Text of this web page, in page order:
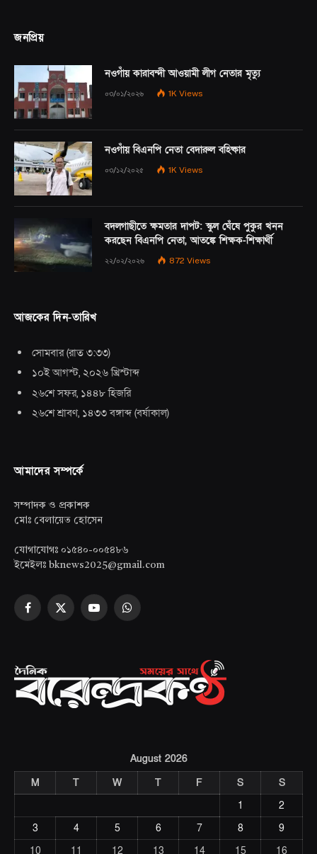
জনপ্রিয়
নওগাঁয় কারাবন্দী আওয়ামী লীগ নেতার মৃত্যু
০৩/০১/২০২৬ 1K Views
নওগাঁয় বিএনপি নেতা বেদারুল বহিষ্কার
০৩/১২/২০২৫ 1K Views
বদলগাছীতে ক্ষমতার দাপট: স্কুল ঘেঁষে পুকুর খনন
করছেন বিএনপি নেতা, আতঙ্কে শিক্ষক-শিক্ষার্থী
২২/০২/২০২৬ 872 Views
আজকের দিন-তারিখ
সোমবার(রাত ৩:৩৩)
১০ই আগস্ট, ২০২৬ খ্রিস্টাব্দ
২৬শে সফর, ১৪৪৮ হিজরি
২৬শে শ্রাবণ, ১৪৩৩ বঙ্গাব্দ (বর্ষাকাল)
আমাদের সম্পর্কে
সম্পাদক ও প্রকাশক
মোঃ বেলায়েত হোসেন
যোগাযোগঃ ০১৫৪০-০০৫৪৮৬
ইমেইলঃ bknews2025@gmail.com
Facebook
X
YouTubeWhatsApp
August 2026
M
T W T F S
S
1
2
3
4 5 6 7 8
9
10
11 12 13 14 15 16